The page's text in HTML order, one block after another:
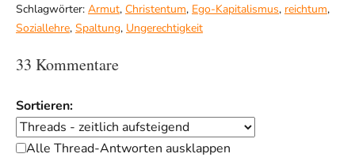
Schlagwörter: Armut, Christentum, Ego-Kapitalismus, reichtum,
Soziallehre, Spaltung, Ungerechtigkeit
33 Kommentare
Sortieren:
Alle Thread-Antworten ausklappen